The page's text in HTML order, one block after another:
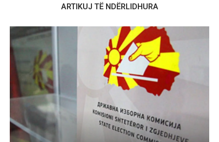
ARTIKUJ TË NDËRLIDHURA